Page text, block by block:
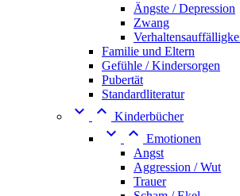
Ängste / Depression
Zwang
Familie und Eltern
Gefühle / Kindersorgen
Pubertät
Standardliteratur
  Kinderbücher
  Emotionen
Angst
Aggression / Wut
Trauer